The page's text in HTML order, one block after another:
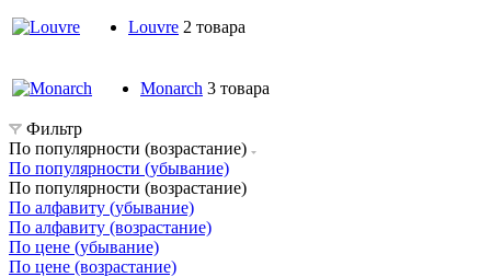
Louvre 2 товара
Monarch 3 товара
Фильтр
По популярности (возрастание)
По популярности (убывание)
По популярности (возрастание)
По алфавиту (убывание)
По алфавиту (возрастание)
По цене (убывание)
По цене (возрастание)